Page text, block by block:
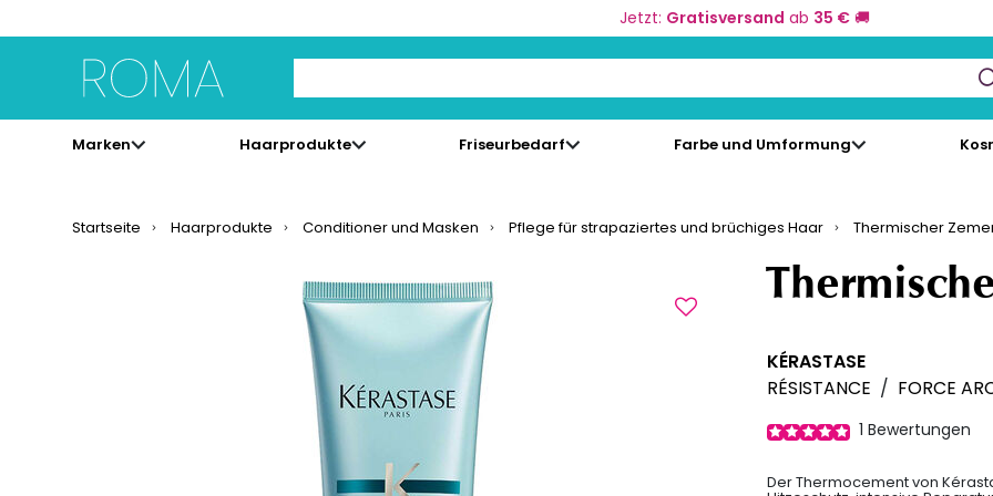
Jetzt: Gratisversand ab 35 € 🚚
Marken Haarprodukte Friseurbedarf Farbe und Umformung
Startseite Haarprodukte Conditioner und Masken Pflege für strapaziertes und brüchiges Haar Thermischer
KÉRASTASE
RÉSISTANCE / FORCE
1 Bewertungen
Der Thermocement von